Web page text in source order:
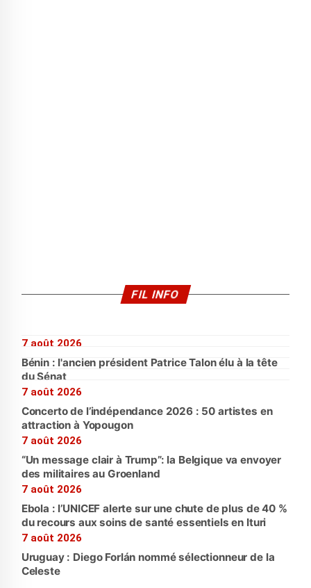
FIL INFO
7 août 2026
Bénin : l'ancien président Patrice Talon élu à la tête
du Sénat
7 août 2026
Concerto de l’indépendance 2026 : 50 artistes en
attraction à Yopougon
7 août 2026
“Un message clair à Trump”: la Belgique va envoyer
des militaires au Groenland
7 août 2026
Ebola : l’UNICEF alerte sur une chute de plus de 40 %
du recours aux soins de santé essentiels en Ituri
7 août 2026
Uruguay : Diego Forlán nommé sélectionneur de la
Celeste